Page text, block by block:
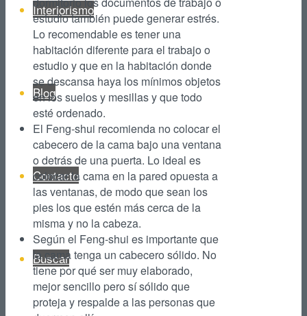
Interiorismo
Blog
Contacto
Buscar
estudio también puede generar estrés.
Lo recomendable es tener una
habitación diferente para el trabajo o
estudio y que en la habitación donde
se descansa haya los mínimos objetos
en los suelos y mesillas y que todo
esté ordenado.
El Feng-shui recomienda no colocar el
cabecero de la cama bajo una ventana
o detrás de una puerta. Lo ideal es
colocar la cama en la pared opuesta a
las ventanas, de modo que sean los
pies los que estén más cerca de la
misma y no la cabeza.
Según el Feng-shui es importante que
la cama tenga un cabecero sólido. No
tiene por qué ser muy elaborado,
mejor sencillo pero sí sólido que
proteja y respalde a las personas que